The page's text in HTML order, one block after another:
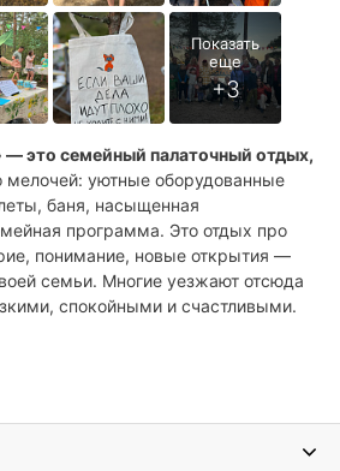
это семейный палаточный отдых,
мелочей: уютные оборудованные
баня, насыщенная
программа. Это отдых про
понимание, новые открытия —
семьи. Многие уезжают отсюда
спокойными и счастливыми.
незабываемое приключение,
приносит новые эмоции, от смеха